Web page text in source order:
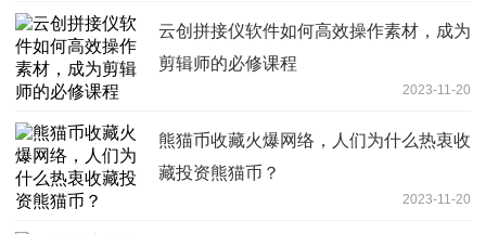
云创拼接仪软件如何高效操作素材，成为
剪辑师的必修课程
2023-11-20
熊猫币收藏火爆网络，人们为什么热衷收
藏投资熊猫币？
2023-11-20